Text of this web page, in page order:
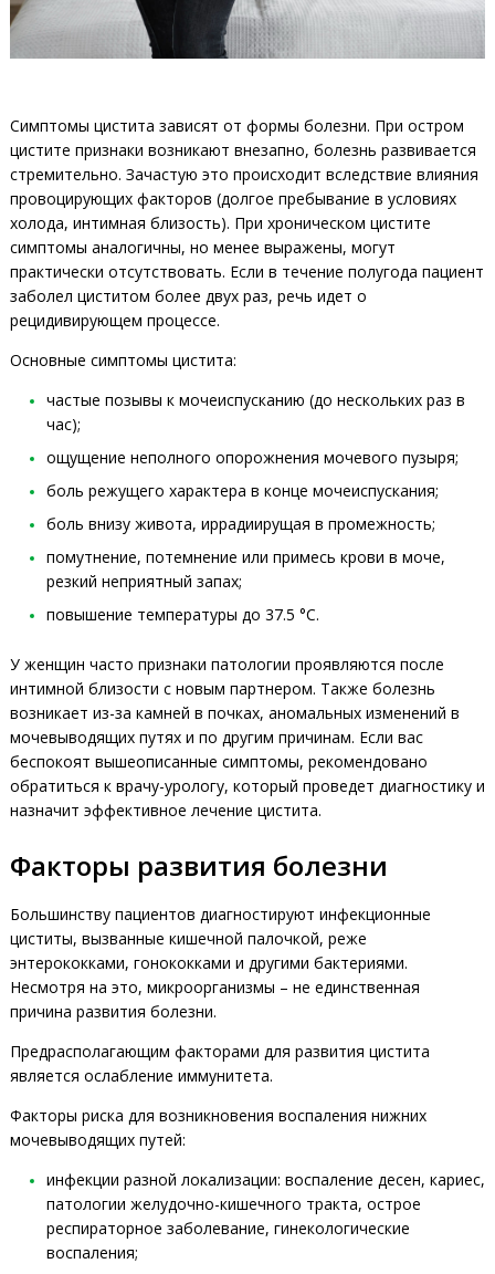
Симптомы цистита зависят от формы болезни. При остром
цистите признаки возникают внезапно, болезнь развивается
стремительно. Зачастую это происходит вследствие влияния
провоцирующих факторов (долгое пребывание в условиях
холода, интимная близость). При хроническом цистите
симптомы аналогичны, но менее выражены, могут
практически отсутствовать. Если в течение полугода пациент
заболел циститом более двух раз, речь идет о
рецидивирующем процессе.
Основные симптомы цистита:
частые позывы к мочеиспусканию (до нескольких раз в
час);
ощущение неполного опорожнения мочевого пузыря;
боль режущего характера в конце мочеиспускания;
боль внизу живота, иррадиирущая в промежность;
помутнение, потемнение или примесь крови в моче,
резкий неприятный запах;
повышение температуры до 37.5 °C.
У женщин часто признаки патологии проявляются после
интимной близости с новым партнером. Также болезнь
возникает из-за камней в почках, аномальных изменений в
мочевыводящих путях и по другим причинам. Если вас
беспокоят вышеописанные симптомы, рекомендовано
обратиться к врачу-урологу, который проведет диагностику и
назначит эффективное лечение цистита.
Факторы развития болезни
Большинству пациентов диагностируют инфекционные
циститы, вызванные кишечной палочкой, реже
энтерококками, гонококками и другими бактериями.
Несмотря на это, микроорганизмы – не единственная
причина развития болезни.
Предрасполагающим факторами для развития цистита
является ослабление иммунитета.
Факторы риска для возникновения воспаления нижних
мочевыводящих путей:
инфекции разной локализации: воспаление десен, кариес,
патологии желудочно-кишечного тракта, острое
респираторное заболевание, гинекологические
воспаления;